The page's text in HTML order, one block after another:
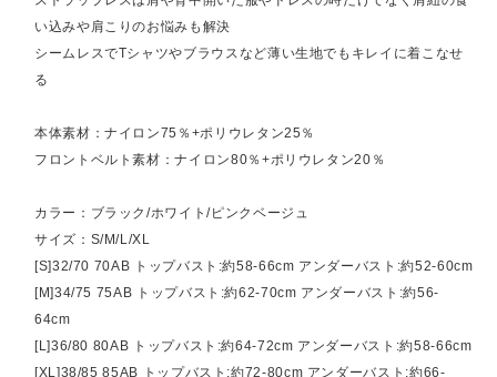
い込みや肩こりのお悩みも解決
シームレスでTシャツやブラウスなど薄い生地でもキレイに着こなせ
る
本体素材：ナイロン75％+ポリウレタン25％
フロントベルト素材：ナイロン80％+ポリウレタン20％
カラー：ブラック/ホワイト/ピンクベージュ
サイズ：S/M/L/XL
[S]32/70 70AB トップバスト:約58-66cm アンダーバスト:約52-60cm
[M]34/75 75AB トップバスト:約62-70cm アンダーバスト:約56-
64cm
[L]36/80 80AB トップバスト:約64-72cm アンダーバスト:約58-66cm
[XL]38/85 85AB トップバスト:約72-80cm アンダーバスト:約66-